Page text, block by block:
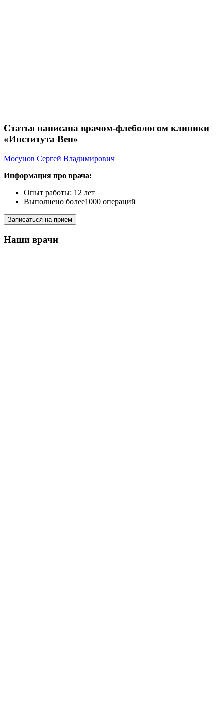
Статья написана врачом-флебологом клиники
«Института Вен»
Мосунов Сергей Владимирович
Информация про врача:
Опыт работы: 12 лет
Выполнено более1000 операций
Записаться на прием
Наши врачи